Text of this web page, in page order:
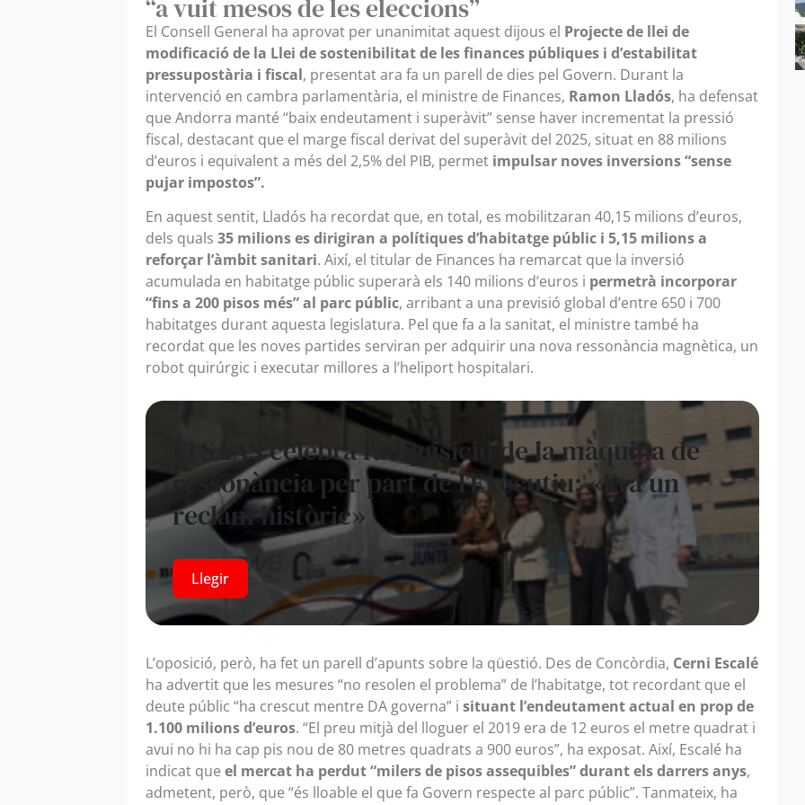
“a vuit mesos de les eleccions”
El Consell General ha aprovat per unanimitat aquest dijous el Projecte de llei de
modificació de la Llei de sostenibilitat de les finances públiques i d’estabilitat
pressupostària i fiscal, presentat ara fa un parell de dies pel Govern. Durant la
intervenció en cambra parlamentària, el ministre de Finances, Ramon Lladós, ha defensat
que Andorra manté “baix endeutament i superàvit” sense haver incrementat la pressió
fiscal, destacant que el marge fiscal derivat del superàvit del 2025, situat en 88 milions
d’euros i equivalent a més del 2,5% del PIB, permet impulsar noves inversions “sense
pujar impostos”.
En aquest sentit, Lladós ha recordat que, en total, es mobilitzaran 40,15 milions d’euros,
dels quals 35 milions es dirigiran a polítiques d’habitatge públic i 5,15 milions a
reforçar l’àmbit sanitari. Així, el titular de Finances ha remarcat que la inversió
acumulada en habitatge públic superarà els 140 milions d’euros i permetrà incorporar
“fins a 200 pisos més” al parc públic, arribant a una previsió global d’entre 650 i 700
habitatges durant aquesta legislatura. Pel que fa a la sanitat, el ministre també ha
recordat que les noves partides serviran per adquirir una nova ressonància magnètica, un
robot quirúrgic i executar millores a l’heliport hospitalari.
El SAAS celebra l’adquisició de la màquina de
ressonància per part de l’Executiu: «Era un
reclam històric»
Llegir
L’oposició, però, ha fet un parell d’apunts sobre la qüestió. Des de Concòrdia, Cerni Escalé
ha advertit que les mesures “no resolen el problema” de l’habitatge, tot recordant que el
deute públic “ha crescut mentre DA governa” i situant l’endeutament actual en prop de
1.100 milions d’euros. “El preu mitjà del lloguer el 2019 era de 12 euros el metre quadrat i
avui no hi ha cap pis nou de 80 metres quadrats a 900 euros”, ha exposat. Així, Escalé ha
indicat que el mercat ha perdut “milers de pisos assequibles” durant els darrers anys,
admetent, però, que “és lloable el que fa Govern respecte al parc públic”. Tanmateix, ha